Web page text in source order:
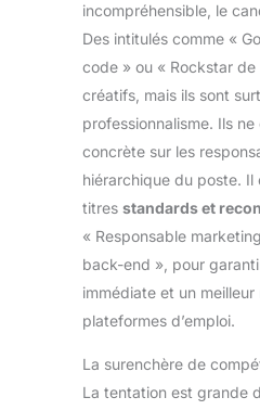
incompréhensible, le
Des intitulés comme «
code » ou « Rockstar
créatifs, mais ils sont
professionnalisme. Ils
concrète sur les
hiérarchique du poste. Il
titres standards et
« Responsable
back-end », pour
immédiate et un
plateformes d’emploi.
La surenchère de
La tentation est grande